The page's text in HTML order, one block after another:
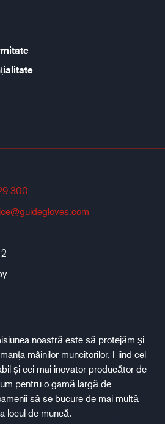
300
noastră este să protejăm și
mâinilor muncitorilor. Fiind cel
și cei mai inovator producător de
pentru o gamă largă de
să se bucure de mai multă
locul de muncă.